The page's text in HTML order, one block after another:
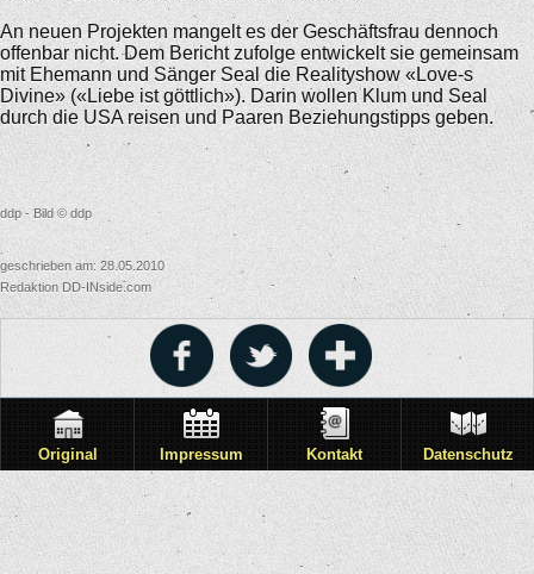
An neuen Projekten mangelt es der Geschäftsfrau dennoch
offenbar nicht. Dem Bericht zufolge entwickelt sie gemeinsam
mit Ehemann und Sänger Seal die Realityshow «Love-s
Divine» («Liebe ist göttlich»). Darin wollen Klum und Seal
durch die USA reisen und Paaren Beziehungstipps geben.
ddp - Bild © ddp
geschrieben am: 28.05.2010
Redaktion DD-INside.com
Original Impressum Kontakt Datenschutz